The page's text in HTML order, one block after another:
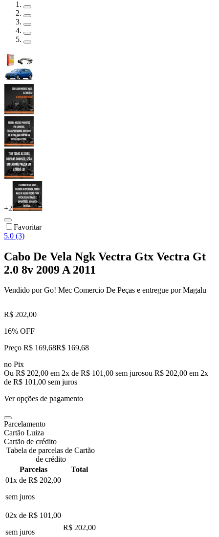
+2
Favoritar
5.0 (3)
Cabo De Vela Ngk Vectra Gtx Vectra Gt
2.0 8v 2009 A 2011
Vendido porGo! Mec Comercio De Peças e entregue por Magalu
R$ 202,00
16% OFF
Preço R$ 169,68R$ 169,68
no Pix
Ou R$ 202,00 em 2x de R$ 101,00 sem jurosou R$ 202,00 em 2x
de R$ 101,00 sem juros
Ver opções de pagamento
Parcelamento
Cartão Luiza
Cartão de crédito
Tabela de parcelas de Cartão
de crédito
Parcelas
Total
01x de R$ 202,00
sem juros
02x de R$ 101,00
sem juros
R$ 202,00